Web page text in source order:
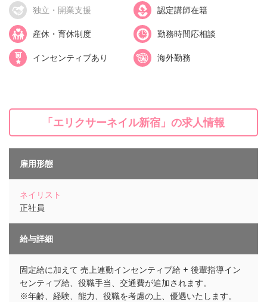
独立・開業支援 認定講師在籍
産休・育休制度 勤務時間応相談
インセンティブあり 海外勤務
「エリクサーネイル新宿」の求人情報
雇用形態
ネイリスト
正社員
給与詳細
固定給に加えて 売上連動インセンティブ給 + 後輩指導イン
センティブ給、役職手当、交通費が追加されます。
※年齢、経験、能力、役職を考慮の上、優遇いたします。